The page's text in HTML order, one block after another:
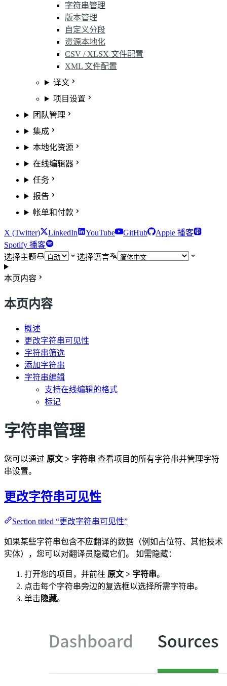
字符串管理
版本管理
自定义分段
资源本地化
CSV / XLSX 文件配置
XML 文件配置
译文
项目设置
团队管理
集成
本地化资源
在线编辑器
任务
报告
帐单和付款
X (Twitter) LinkedIn YouTube GitHub
Apple 播客
Spotify 播客
选择主题
选择语言
本页内容
本页内容
概述
更改字符串可见性
字符串筛选
添加字符串
字符串编辑
支持在线编辑的格式
标记
字符串管理
您可以通过 原文 > 字符串 查看项目的所有字符串并管理字符
串设置。
更改字符串可见性
Section titled “更改字符串可见性”
如果某些字符串包含不应翻译的数据（例如占位符、其他技术
实体），您可以对翻译员隐藏它们。 如需隐藏：
打开您的项目，并前往 原文 > 字符串。
点击每个字符串旁边的复选框以选择所需字符串。
单击 隐藏。